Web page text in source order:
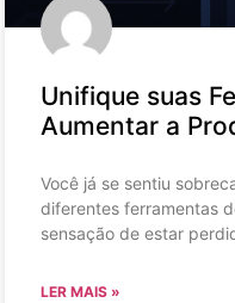
Unifique suas
Aumentar a
Você já se sentiu
diferentes ferramentas
sensação de estar
LER MAIS »